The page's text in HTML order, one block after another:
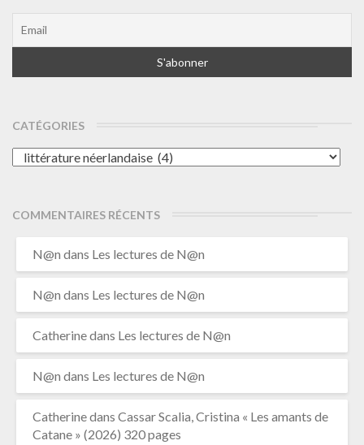
CATÉGORIES
Catégories
COMMENTAIRES RÉCENTS
N@n dans Les lectures de N@n
N@n dans Les lectures de N@n
Catherinedans Les lectures de N@n
N@n dans Les lectures de N@n
Catherinedans Cassar Scalia, Cristina « Les amants de
Catane » (2026) 320 pages